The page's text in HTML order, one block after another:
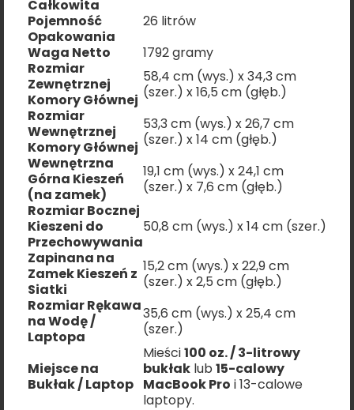
Całkowita
Pojemność
Opakowania
26 litrów
Waga Netto
1792 gramy
Rozmiar
Zewnętrznej
Komory Głównej
58,4 cm (wys.) x 34,3 cm
(szer.) x 16,5 cm (głęb.)
Rozmiar
Wewnętrznej
Komory Głównej
53,3 cm (wys.) x 26,7 cm
(szer.) x 14 cm (głęb.)
Wewnętrzna
Górna Kieszeń
(na zamek)
19,1 cm (wys.) x 24,1 cm
(szer.) x 7,6 cm (głęb.)
Rozmiar Bocznej
Kieszeni do
Przechowywania
50,8 cm (wys.) x 14 cm (szer.)
Zapinana na
Zamek Kieszeń z
Siatki
15,2 cm (wys.) x 22,9 cm
(szer.) x 2,5 cm (głęb.)
Rozmiar Rękawa
na Wodę /
Laptopa
35,6 cm (wys.) x 25,4 cm
(szer.)
Miejsce na
Bukłak / Laptop
Mieści100 oz. / 3-litrowy
bukłak lub 15-calowy
MacBook Pro i 13-calowe
laptopy.